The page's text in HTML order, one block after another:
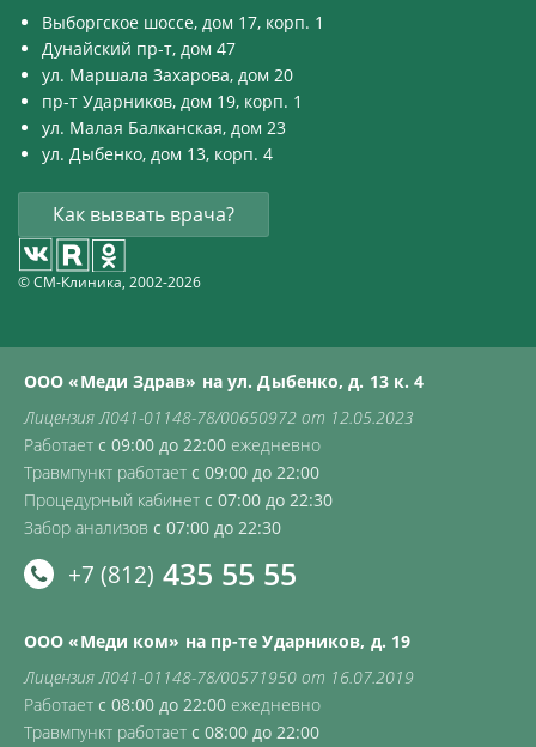
Выборгское шоссе, дом 17, корп. 1
Дунайский пр-т, дом 47
ул. Маршала Захарова, дом 20
пр-т Ударников, дом 19, корп. 1
ул. Малая Балканская, дом 23
ул. Дыбенко, дом 13, корп. 4
Как вызвать врача?
© СМ-Клиника, 2002-2026
ООО «Меди Здрав» на ул. Дыбенко, д. 13 к. 4
Лицензия Л041-01148-78/00650972 от 12.05.2023
Работает с 09:00 до 22:00 ежедневно
Травмпункт работает с 09:00 до 22:00
Процедурный кабинет с 07:00 до 22:30
Забор анализов с 07:00 до 22:30
+7 (812) 435 55 55
ООО «Меди ком» на пр-те Ударников, д. 19
Лицензия Л041-01148-78/00571950 от 16.07.2019
Работает с 08:00 до 22:00 ежедневно
Травмпункт работает с 08:00 до 22:00